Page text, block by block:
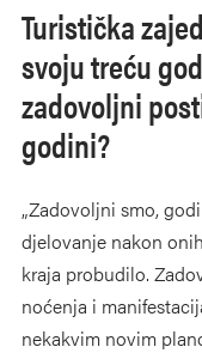
Turistička
svoju treću
zadovoljni
godini?
„Zadovoljni smo,
djelovanje nakon
kraja probudilo.
noćenja i
nekakvim novim